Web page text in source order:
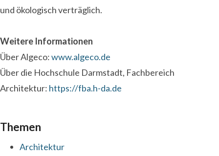
und ökologisch verträglich.
Weitere Informationen
Über Algeco:www.algeco.de
Über die Hochschule Darmstadt, Fachbereich
Architektur: https://fba.h-da.de
Themen
Architektur